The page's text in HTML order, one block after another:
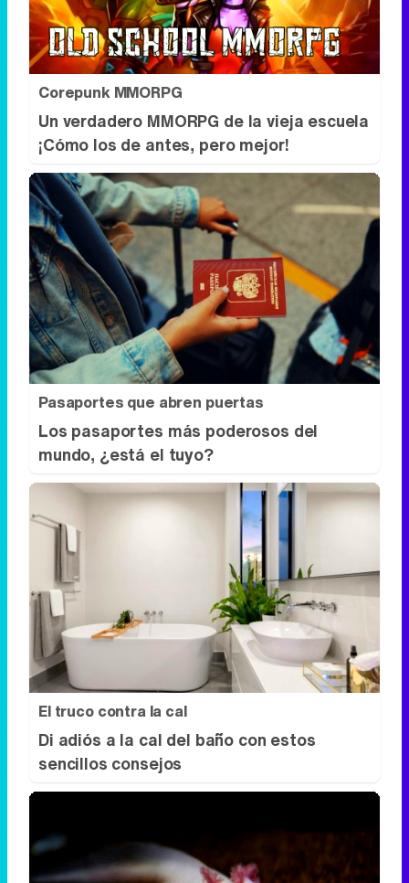
Corepunk MMORPG
Un verdadero MMORPG de la vieja escuela
¡Cómo los de antes, pero mejor!
Pasaportes que abren puertas
Los pasaportes más poderosos del
mundo, ¿está el tuyo?
El truco contra la cal
Di adiós a la cal del baño con estos
sencillos consejos